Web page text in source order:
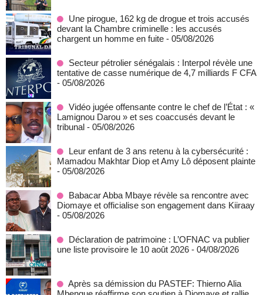
Une pirogue, 162 kg de drogue et trois accusés
devant la Chambre criminelle : les accusés
chargent un homme en fuite - 05/08/2026
Secteur pétrolier sénégalais : Interpol révèle une
tentative de casse numérique de 4,7 milliards F CFA
- 05/08/2026
Vidéo jugée offensante contre le chef de l’État : «
Lamignou Darou » et ses coaccusés devant le
tribunal - 05/08/2026
Leur enfant de 3 ans retenu à la cybersécurité :
Mamadou Makhtar Diop et Amy Lô déposent plainte
- 05/08/2026
Babacar Abba Mbaye révèle sa rencontre avec
Diomaye et officialise son engagement dans Kiiraay
- 05/08/2026
Déclaration de patrimoine : L’OFNAC va publier
une liste provisoire le 10 août 2026 - 04/08/2026
Après sa démission du PASTEF: Thierno Alia